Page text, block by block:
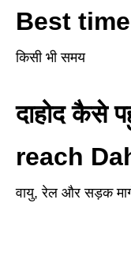
Best
किसी भी समय
दाहोद कैसे
reach
वायु, रेल और सड़क